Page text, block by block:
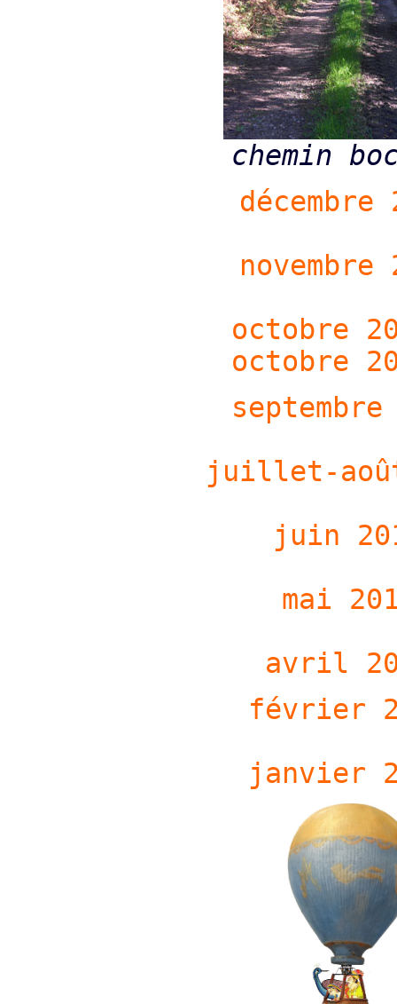
chemin
décembre
novembre
octobre
octobre
septembre
juillet-
juin
mai
avril
février
janvier